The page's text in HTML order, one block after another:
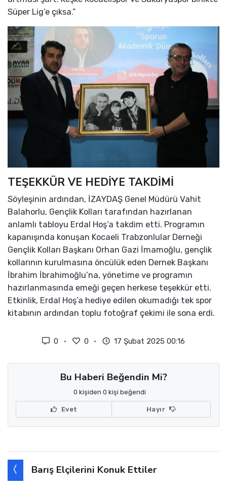
Süper Lig’e çıksa.”
TEŞEKKÜR VE HEDİYE TAKDİMİ
Söyleşinin ardından, İZAYDAŞ Genel Müdürü Vahit
Balahorlu, Gençlik Kolları tarafından hazırlanan
anlamlı tabloyu Erdal Hoş’a takdim etti. Programın
kapanışında konuşan Kocaeli Trabzonlular Derneği
Gençlik Kolları Başkanı Orhan Gazi İmamoğlu, gençlik
kollarının kurulmasına öncülük eden Dernek Başkanı
İbrahim İbrahimoğlu’na, yönetime ve programın
hazırlanmasında emeği geçen herkese teşekkür etti.
Etkinlik, Erdal Hoş’a hediye edilen okumadığı tek spor
kitabının ardından toplu fotoğraf çekimi ile sona erdi.
0 0 17 Şubat 2025 00:16
Bu Haberi Beğendin Mi?
0 kişiden 0 kişi beğendi
Evet Hayır
Barış Elçilerini Konuk Ettiler